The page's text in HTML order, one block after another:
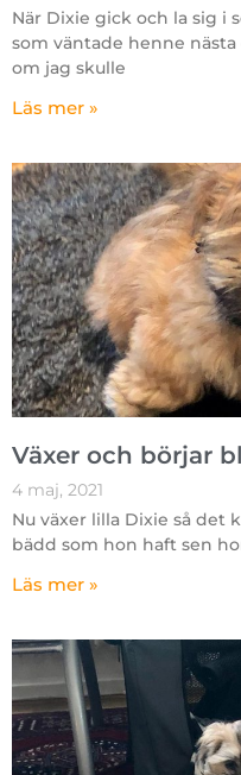
När Dixie gick och la sig i
som väntade henne
om jag skulle
Läs mer »
Växer och börjar
4 maj, 2021
Nu växer lilla Dixie så det
bädd som hon haft sen
Läs mer »